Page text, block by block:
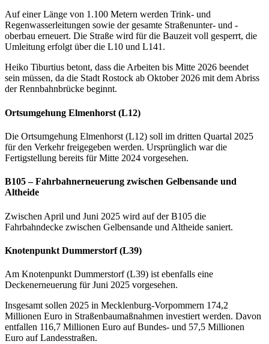
Auf einer Länge von 1.100 Metern werden Trink- und
Regenwasserleitungen sowie der gesamte Straßenunter- und -
oberbau erneuert. Die Straße wird für die Bauzeit voll gesperrt, die
Umleitung erfolgt über die L10 und L141.
Heiko Tiburtius betont, dass die Arbeiten bis Mitte 2026 beendet
sein müssen, da die Stadt Rostock ab Oktober 2026 mit dem Abriss
der Rennbahnbrücke beginnt.
Ortsumgehung Elmenhorst (L12)
Die Ortsumgehung Elmenhorst (L12) soll im dritten Quartal 2025
für den Verkehr freigegeben werden. Ursprünglich war die
Fertigstellung bereits für Mitte 2024 vorgesehen.
B105 – Fahrbahnerneuerung zwischen Gelbensande und
Altheide
Zwischen April und Juni 2025 wird auf der B105 die
Fahrbahndecke zwischen Gelbensande und Altheide saniert.
Knotenpunkt Dummerstorf (L39)
Am Knotenpunkt Dummerstorf (L39) ist ebenfalls eine
Deckenerneuerung für Juni 2025 vorgesehen.
Insgesamt sollen 2025 in Mecklenburg-Vorpommern 174,2
Millionen Euro in Straßenbaumaßnahmen investiert werden. Davon
entfallen 116,7 Millionen Euro auf Bundes- und 57,5 Millionen
Euro auf Landesstraßen.